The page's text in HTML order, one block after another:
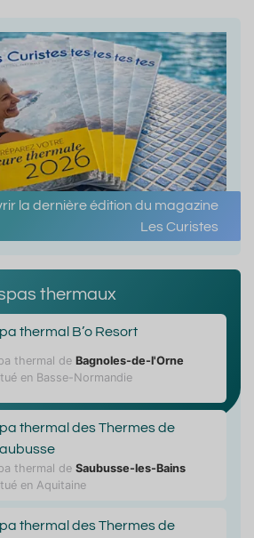
la dernière édition du magazine
Les Curistes
thermaux
thermal B’o Resort
thermal de Bagnoles-de-l'Orne
en Basse-Normandie
thermal des Thermes de
thermal de Saubusse-les-Bains
en Aquitaine
thermal des Thermes de